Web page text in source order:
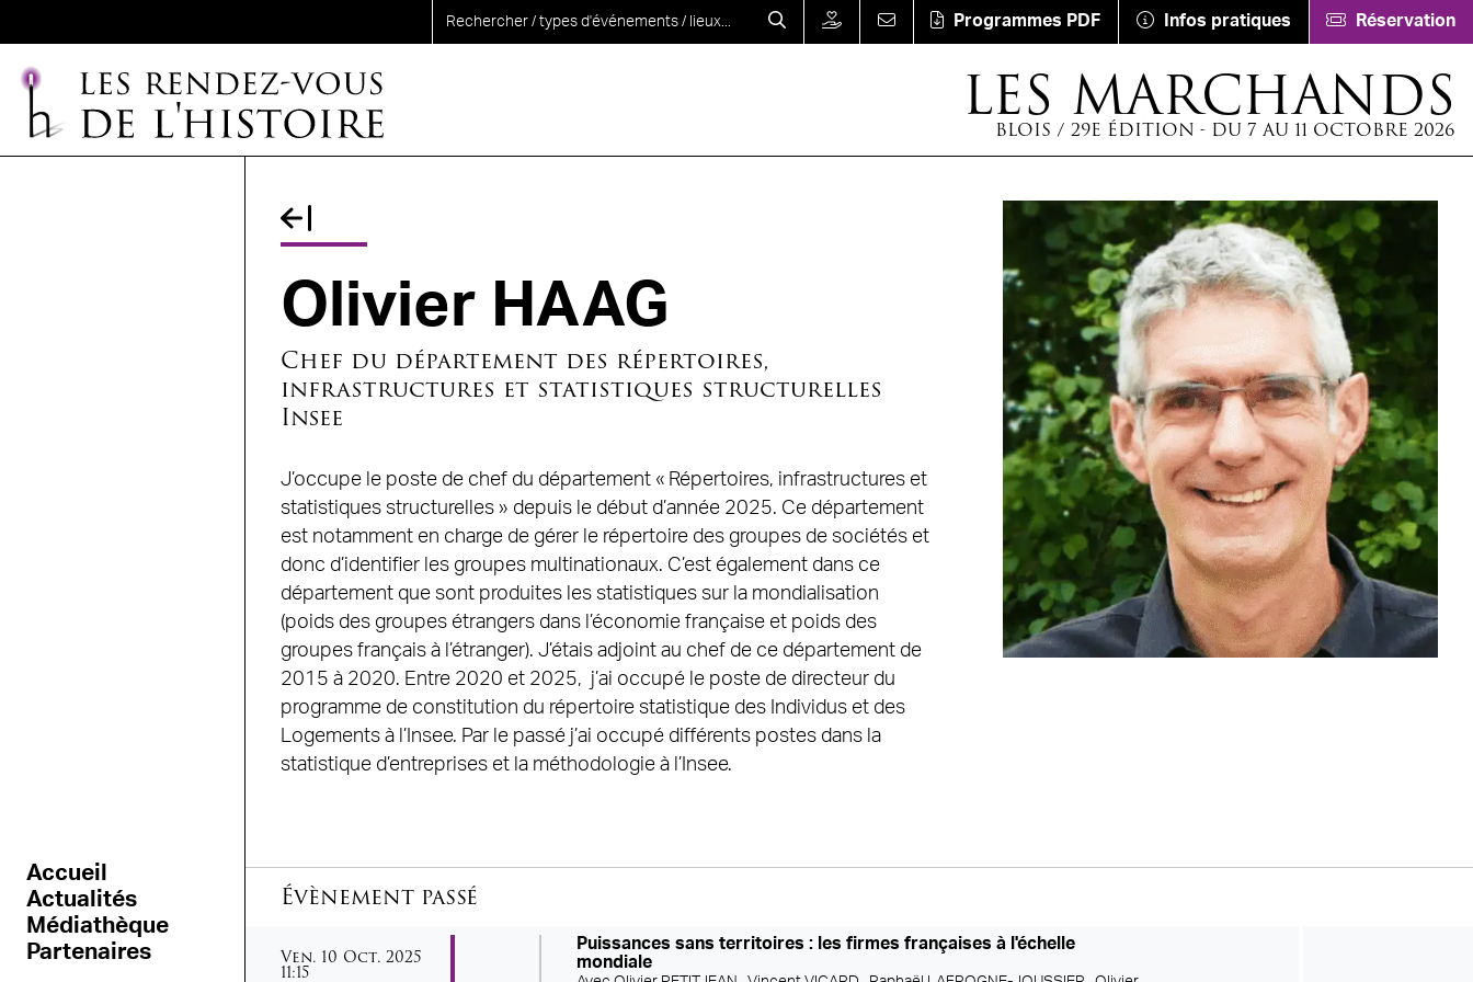
Programmes PDF Infos pratiques Réservation
LES MARCHANDS
BLOIS / 29E ÉDITION - DU 7 AU 11 OCTOBRE 2026
Accueil
Actualités
Médiathèque
Partenaires
Fil d'Ariane
Olivier HAAG
Chef du département des répertoires,
infrastructures et statistiques structurelles
Insee
J’occupe le poste de chef du département « Répertoires, infrastructures et
statistiques structurelles » depuis le début d’année 2025. Ce département
est notamment en charge de gérer le répertoire des groupes de sociétés et
donc d’identifier les groupes multinationaux. C’est également dans ce
département que sont produites les statistiques sur la mondialisation
(poids des groupes étrangers dans l’économie française et poids des
groupes français à l’étranger). J’étais adjoint au chef de ce département de
2015 à 2020. Entre 2020 et 2025, j’ai occupé le poste de directeur du
programme de constitution du répertoire statistique des Individus et des
Logements à l’Insee. Par le passé j’ai occupé différents postes dans la
statistique d’entreprises et la méthodologie à l’Insee.
Évènement passé
vendredi
Ven. 10 octobre
Oct. 2025
11:15
Puissances sans territoires : les firmes françaises à l'échelle
mondiale